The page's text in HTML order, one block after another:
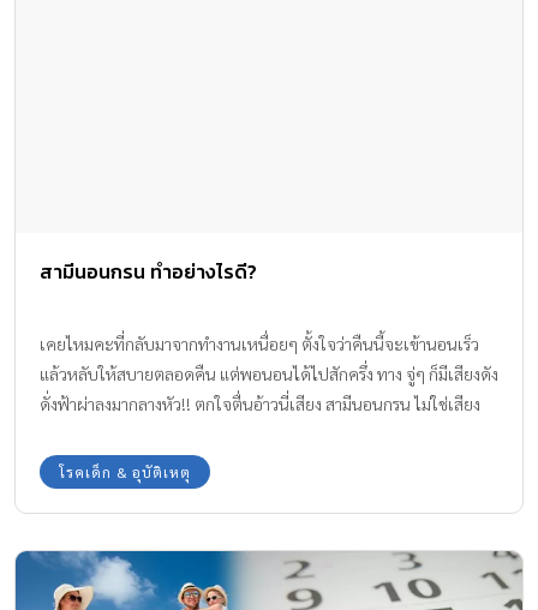
สามีนอนกรน ทำอย่างไรดี?
เคยไหมคะที่กลับมาจากทำงานเหนื่อยๆ ตั้งใจว่าคืนนี้จะเข้านอนเร็ว
แล้วหลับให้สบายตลอดคืน แต่พอนอนได้ไปสักครึ่ง ทาง จู่ๆ ก็มีเสียงดัง
ดั่งฟ้าผ่าลงมากลางหัว!! ตกใจตื่นอ้าวนี่เสียง สามีนอนกรน ไม่ใช่เสียง
งาน Amarin Baby & Kids มีหลายวิธีช่วยแก้ปัญหาการนอนกรน มาฝาก
ทุกบ้านค่ะ
โรคเด็ก & อุบัติเหตุ